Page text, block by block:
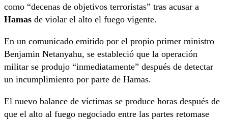
como “decenas de objetivos terroristas” tras acusar a
Hamas de violar el alto el fuego vigente.
En un comunicado emitido por el propio primer ministro
Benjamin Netanyahu, se estableció que la operación
militar se produjo “inmediatamente” después de detectar
un incumplimiento por parte de Hamas.
El nuevo balance de víctimas se produce horas después de
que el alto al fuego negociado entre las partes retomase